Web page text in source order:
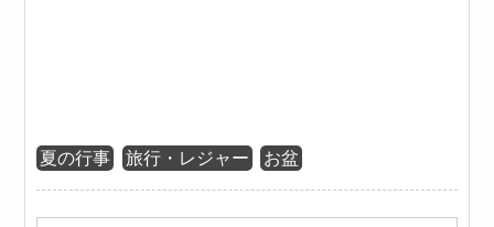
夏の行事 旅行・レジャー お盆